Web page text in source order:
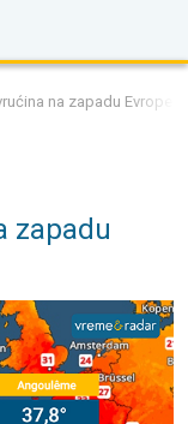
na zapadu Evrope -
zapadu